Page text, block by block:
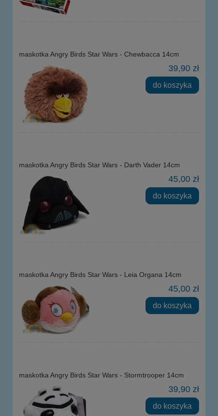
maskotka Angry Birds Star Wars - Chewbacca 14cm
39,90 zł
do koszyka
maskotka Angry Birds Star Wars - Darth Vader 14cm
45,00 zł
do koszyka
maskotka Angry Birds Star Wars - Leia Organa 14cm
45,00 zł
do koszyka
maskotka Angry Birds Star Wars - Stormtrooper 14cm
39,90 zł
do koszyka